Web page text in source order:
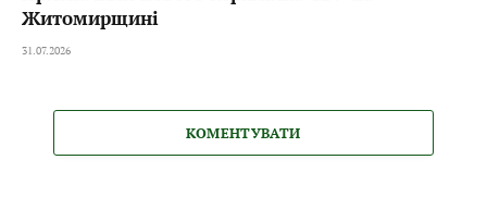
Житомирщині
31.07.2026
КОМЕНТУВАТИ